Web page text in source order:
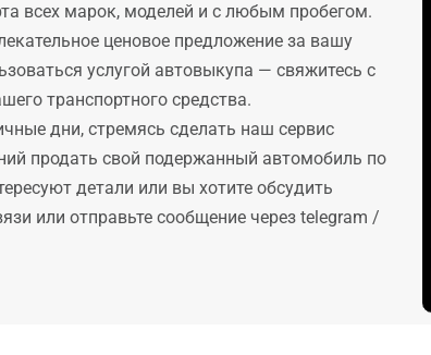
всех марок, моделей и с любым пробегом.
ценовое предложение за вашу
услугой автовыкупа — свяжитесь с
транспортного средства.
дни, стремясь сделать наш сервис
продать свой подержанный автомобиль по
детали или вы хотите обсудить
или отправьте сообщение через telegram /